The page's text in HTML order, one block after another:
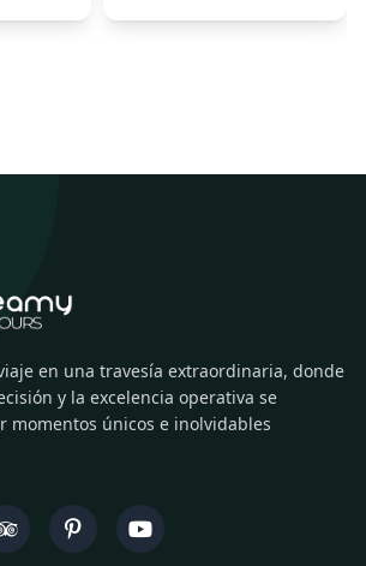
en una travesía extraordinaria, donde
y la excelencia operativa se
momentos únicos e inolvidables